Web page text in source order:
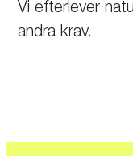
Vi efterlever
andra krav.